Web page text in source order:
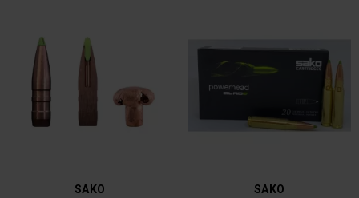
SAKO SAKO